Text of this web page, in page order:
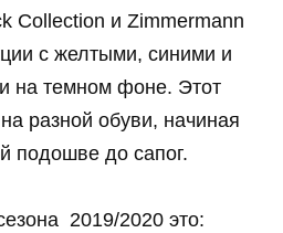
Collection и Zimmermann
с желтыми, синими и
на темном фоне. Этот
разной обуви, начиная
подошве до сапог.
2019/2020 это: